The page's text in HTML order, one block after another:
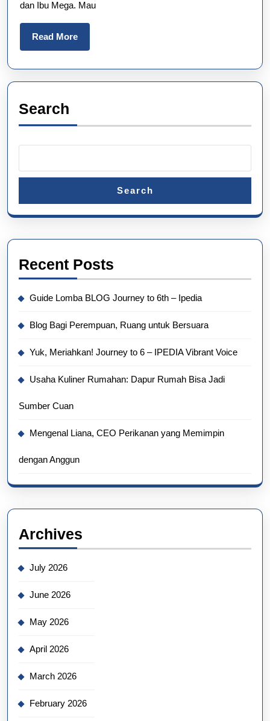
dan Ibu Mega. Mau
Read MoreRead
More
Search
Search
Recent Posts
Guide Lomba BLOG Journey to 6th – Ipedia
Blog Bagi Perempuan, Ruang untuk Bersuara
Yuk, Meriahkan! Journey to 6 – IPEDIA Vibrant Voice
Usaha Kuliner Rumahan: Dapur Rumah Bisa Jadi
Sumber Cuan
Mengenal Liana, CEO Perikanan yang Memimpin
dengan Anggun
Archives
July 2026
June 2026
May 2026
April 2026
March 2026
February 2026